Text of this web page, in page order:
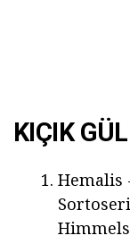
KIÇIK
Hemalis